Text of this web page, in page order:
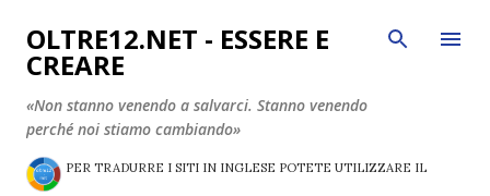
Passa ai contenuti principali
OLTRE12.NET - ESSERE E
CREARE
«Non stanno venendo a salvarci. Stanno venendo
perché noi stiamo cambiando»
PER TRADURRE I SITI IN INGLESE POTETE UTILIZZARE IL